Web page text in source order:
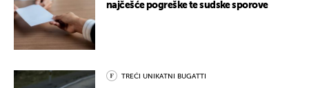
najčešće pogreške te sudske sporove
TREĆI UNIKATNI BUGATTI